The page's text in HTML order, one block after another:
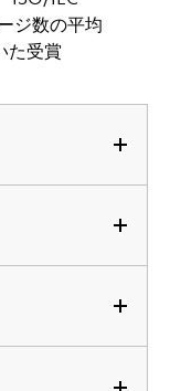
ジ数の平均
た受賞